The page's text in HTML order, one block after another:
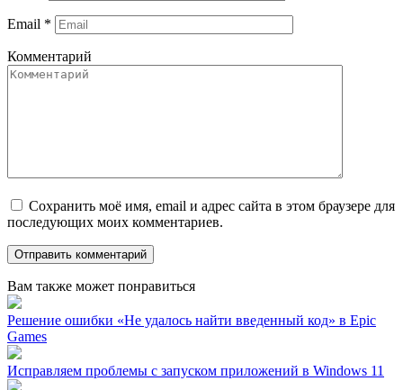
Email *
Комментарий
Сохранить моё имя, email и адрес сайта в этом браузере для
последующих моих комментариев.
Вам также может понравиться
Решение ошибки «Не удалось найти введенный код» в Epic
Games
Исправляем проблемы с запуском приложений в Windows 11